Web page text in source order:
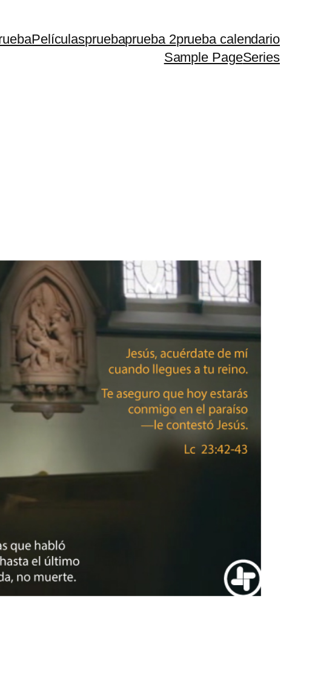
Películaspruebaprueba 2prueba calendario
Sample PageSeries